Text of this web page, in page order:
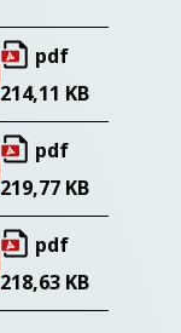
pdf
214,11 KB
pdf
219,77 KB
pdf
218,63 KB